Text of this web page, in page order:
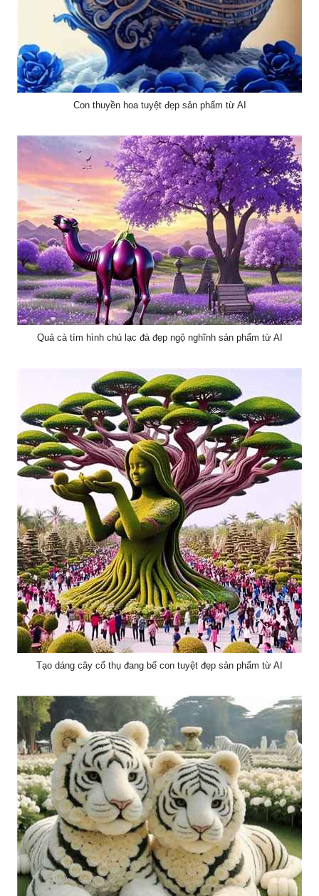
Con thuyền hoa tuyệt đẹp sản phẩm từ AI
Quả cà tím hình chú lạc đà đẹp ngộ nghĩnh sản phẩm từ AI
Tạo dáng cây cổ thụ đang bế con tuyệt đẹp sản phẩm từ AI